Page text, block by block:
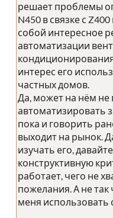
решает проблемы
N450 в связке с
собой интересное
автоматизации
интерес его
частных домов.
Да, может на нём не
автоматизировать
пока и говорить
выходит на рынок.
изучать его,
конструктивную
работает, чего не
пожелания. А не так
меня использовать